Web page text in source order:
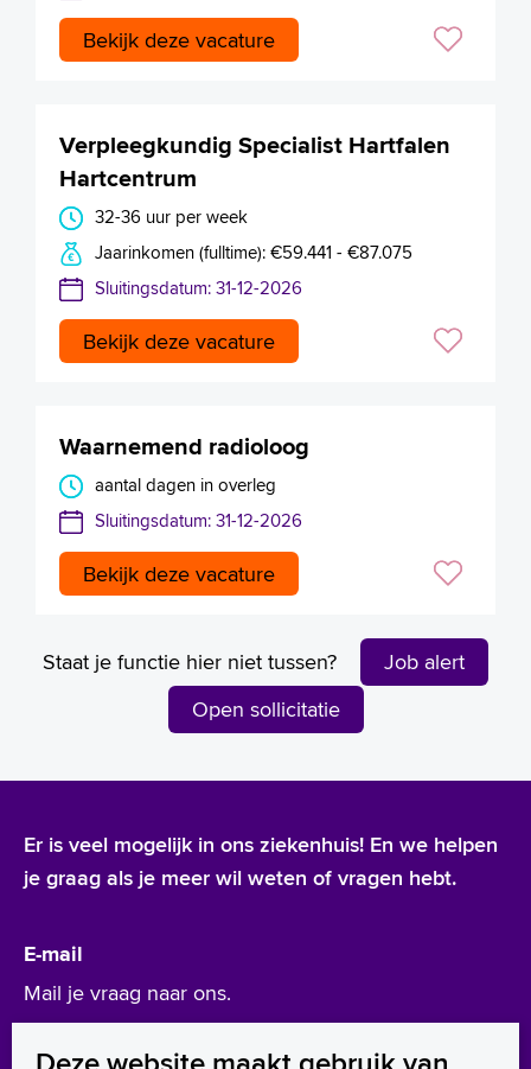
Bekijk deze vacature
Verpleegkundig Specialist Hartfalen
Hartcentrum
32-36 uur per week
Jaarinkomen (fulltime): €59.441 - €87.075
Sluitingsdatum: 31-12-2026
Bekijk deze vacature
Waarnemend radioloog
aantal dagen in overleg
Sluitingsdatum: 31-12-2026
Bekijk deze vacature
Staat je functie hier niet tussen?
Job alert
Open sollicitatie
Er is veel mogelijk in ons ziekenhuis! En we helpen
je graag als je meer wil weten of vragen hebt.
E-mail
Mail je vraag naar ons.
werken@asz.nl